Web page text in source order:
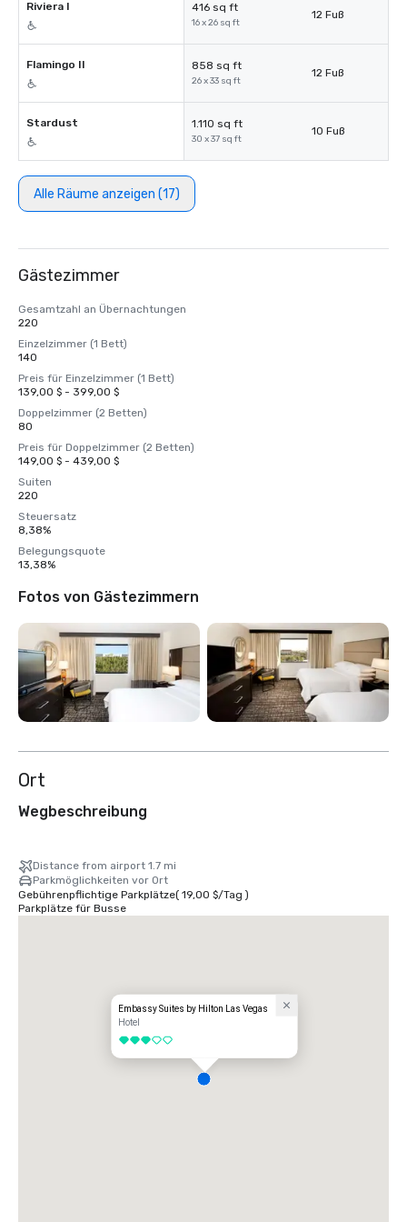
Riviera I 416 sq ft
16 x 26 sq ft
12 Fuß
Flamingo II 858 sq ft
26 x 33 sq ft
12 Fuß
Stardust 1.110 sq ft
30 x 37 sq ft
10 Fuß
Alle Räume anzeigen (17)
Gästezimmer
Gesamtzahl an Übernachtungen
220
Einzelzimmer (1 Bett)
140
Preis für Einzelzimmer (1 Bett)
139,00 $ - 399,00 $
Doppelzimmer (2 Betten)
80
Preis für Doppelzimmer (2 Betten)
149,00 $ - 439,00 $
Suiten
220
Steuersatz
8,38%
Belegungsquote
13,38%
Fotos von Gästezimmern
Ort
Wegbeschreibung
Distance from airport 1.7 mi
Parkmöglichkeiten vor Ort
Gebührenpflichtige Parkplätze( 19,00 $/Tag )
Parkplätze für Busse
Embassy Suites by Hilton Las Vegas
Hotel
3 von 5